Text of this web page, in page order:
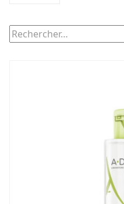
Rechercher :